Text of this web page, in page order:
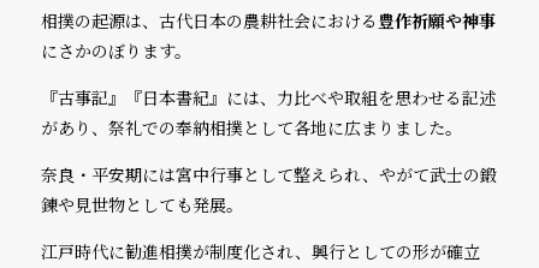
相撲の起源は、古代日本の農耕社会における 豊作祈願や神事
にさかのぼります。
『古事記』『日本書紀』には、力比べや取組を思わせる記述
があり、祭礼での奉納相撲として各地に広まりました。
奈良・平安期には宮中行事として整えられ、やがて武士の鍛
錬や見世物としても発展。
江戸時代に勧進相撲が制度化され、興行としての形が確立